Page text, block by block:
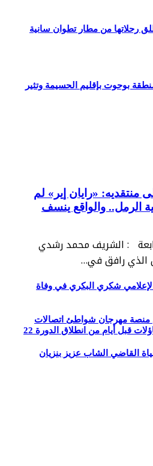
رحلاتها من مطار تطوان سانية
بوحوت بإقليم الحسيمة وتثير
«رايان إير» لم
الرمل.. والواقع ينسف
: المغرب360 متابعة : الشريف محمد رشدي
الذي رافق في…
شكري البكري في وفاة
منصة مهرجان شواطئ اتصالات
قبل أيام من انطلاق الدورة 22
القاضي الشاب عزيز بنزيان